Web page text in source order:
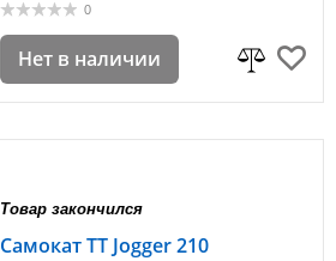
0
Нет в наличии
Товар закончился
Самокат TT Jogger 210